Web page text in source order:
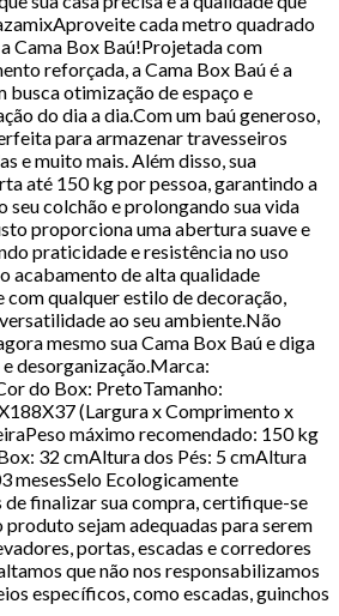
cada metro quadrado
Cama Box Baú!Projetada com
reforçada, a Cama Box Baú é a
busca otimização de espaço e
do dia a dia.Com um baú generoso,
para armazenar travesseiros
e muito mais. Além disso, sua
até 150 kg por pessoa, garantindo a
seu colchão e prolongando sua vida
proporciona uma abertura suave e
praticidade e resistência no uso
acabamento de alta qualidade
qualquer estilo de decoração,
ao seu ambiente.Não
mesmo sua Cama Box Baú e diga
desorganização.Marca:
do Box: PretoTamanho:
(Largura x Comprimento x
máximo recomendado: 150 kg
32 cmAltura dos Pés: 5 cmAltura
mesesSelo Ecologicamente
finalizar sua compra, certifique-se
produto sejam adequadas para serem
portas, escadas e corredores
que não nos responsabilizamos
específicos, como escadas, guinchos